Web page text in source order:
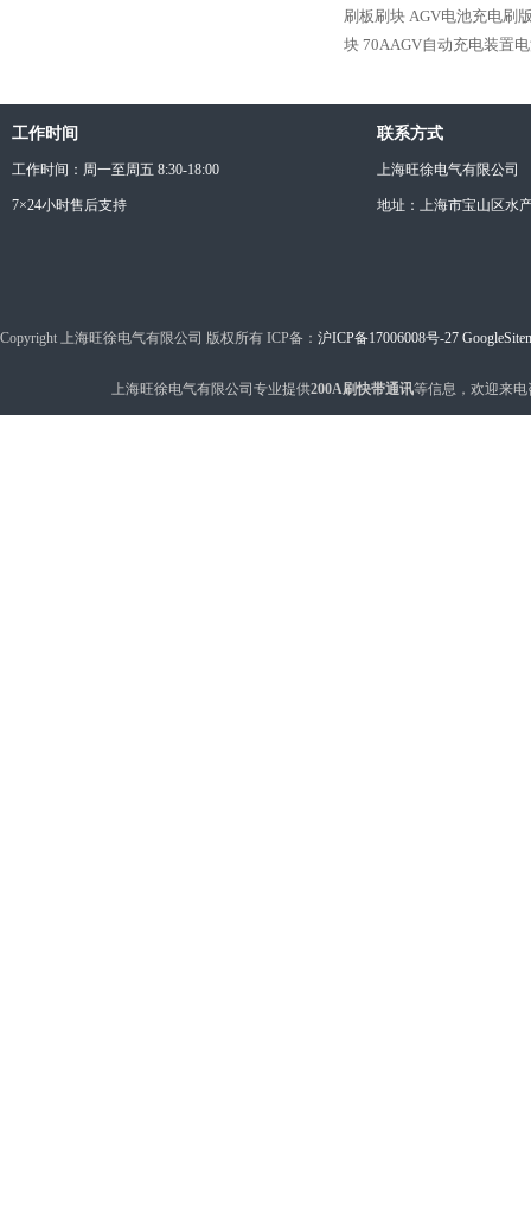
刷板刷块 AGV电池充电刷
块 70AAGV自动充电装置
工作时间
工作时间：周一至周五 8:30-18:00
7×24小时售后支持
联系方式
上海旺徐电气有限公司
地址：上海市宝山区水
Copyright 上海旺徐电气有限公司 版权所有 ICP备： 沪ICP备17006008号-27
上海旺徐电气有限公司专业提供200A刷快带通讯等信息，欢迎来电